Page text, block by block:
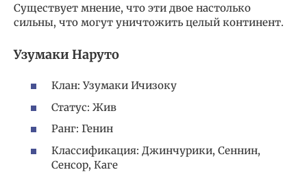
Существует мнение, что эти двое настолько
сильны, что могут уничтожить целый континент.
Узумаки Наруто
Клан: Узумаки Ичизоку
Статус: Жив
Ранг: Генин
Классификация: Джинчурики, Сеннин,
Сенсор, Каге